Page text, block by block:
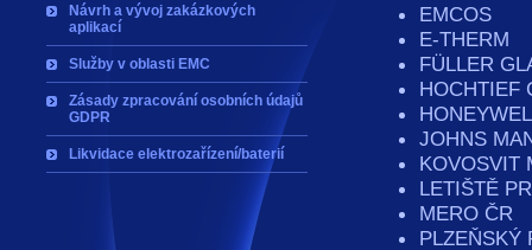
Návrh a vývoj zakázkových
aplikací
Služby v oblasti EMC
Zásady zpracování osobních údajů
GDPR
Likvidace elektrozařízení/baterií
EMCOS
E-THERM
FÜLLER
HOCHTIEF
JOHNS
KOVOSVIT
LETIŠTĚ
MERO ČR
PLZEŇSKÝ